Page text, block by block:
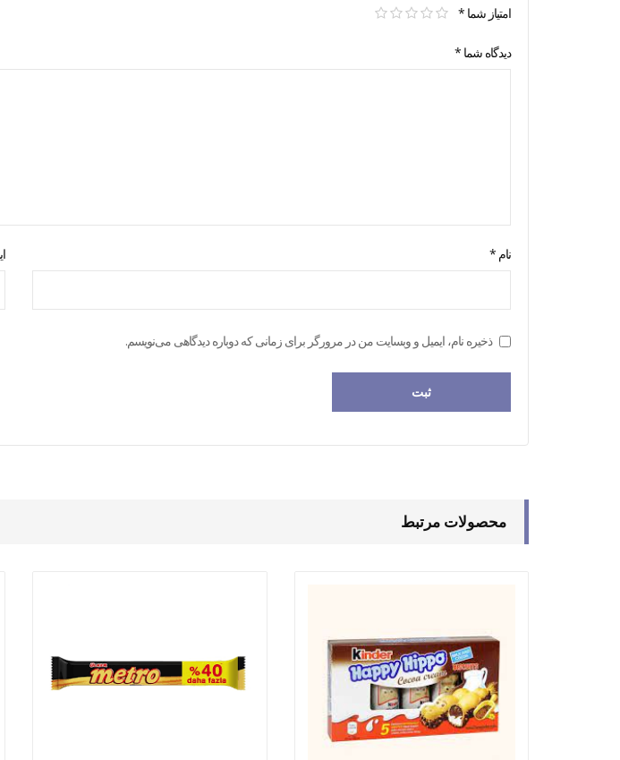
امتیاز شما *
دیدگاه شما *
نام *
ذخیره نام، ایمیل و وبسایت من در مرورگر برای زمانی که دوباره دیدگاهی می‌نویسم.
محصولات مرتبط